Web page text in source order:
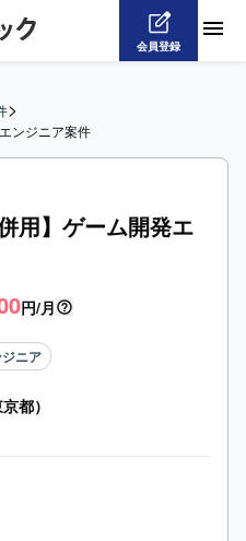
会員登録
>
ンジニア案件
用】ゲーム開発エ
円/月
ニア
都）